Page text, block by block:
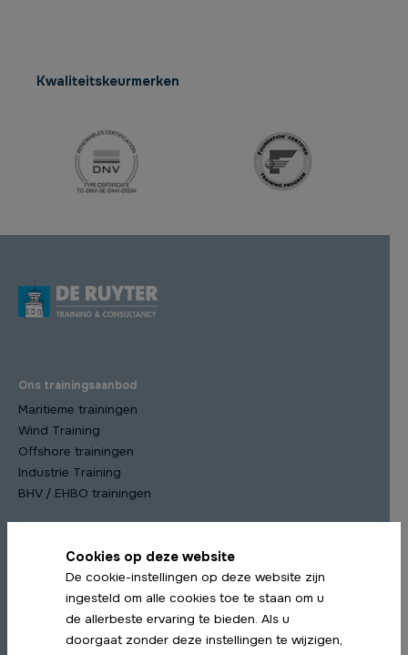
Kwaliteitskeurmerken
Ons trainingsaanbod
Maritieme trainingen
Wind Training
Offshore trainingen
Industrie Training
BHV / EHBO trainingen
Meest gekozen trainingen
STCW Scheepsmanagement cursus
STCW Medische Training
STCW Profiency in Survival Craft Herhaling
Cookies op deze website
De cookie-instellingen op deze website zijn
ingesteld om alle cookies toe te staan om u
de allerbeste ervaring te bieden. Als u
doorgaat zonder deze instellingen te wijzigen,